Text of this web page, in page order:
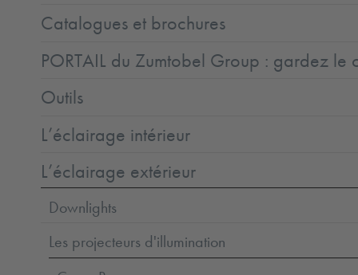
Catalogues et brochures
PORTAIL du Zumtobel Group : gardez le
Outils
L’éclairage intérieur
L’éclairage extérieur
Downlights
Les projecteurs d'illumination